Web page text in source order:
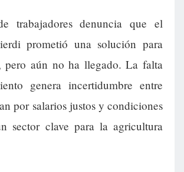
trabajadores denuncia que el
prometió una solución para
pero aún no ha llegado. La falta
genera incertidumbre entre
por salarios justos y condiciones
sector clave para la agricultura